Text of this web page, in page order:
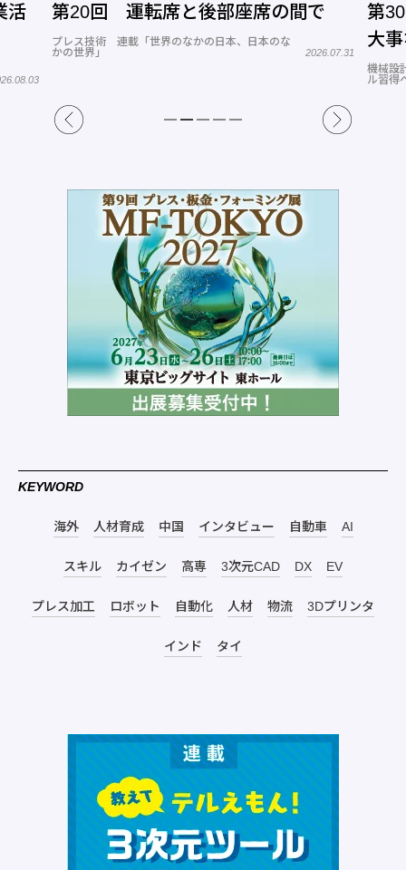
第30回 3次元CADを習得するために
大事なこと
第
い
プレス
かの世
KEYWORD
海外 人材育成 中国 インタビュー 自動車 AI
スキル カイゼン 高専 3次元CAD DX EV
プレス加工 ロボット 自動化 人材 物流 3Dプリンタ
インド タイ